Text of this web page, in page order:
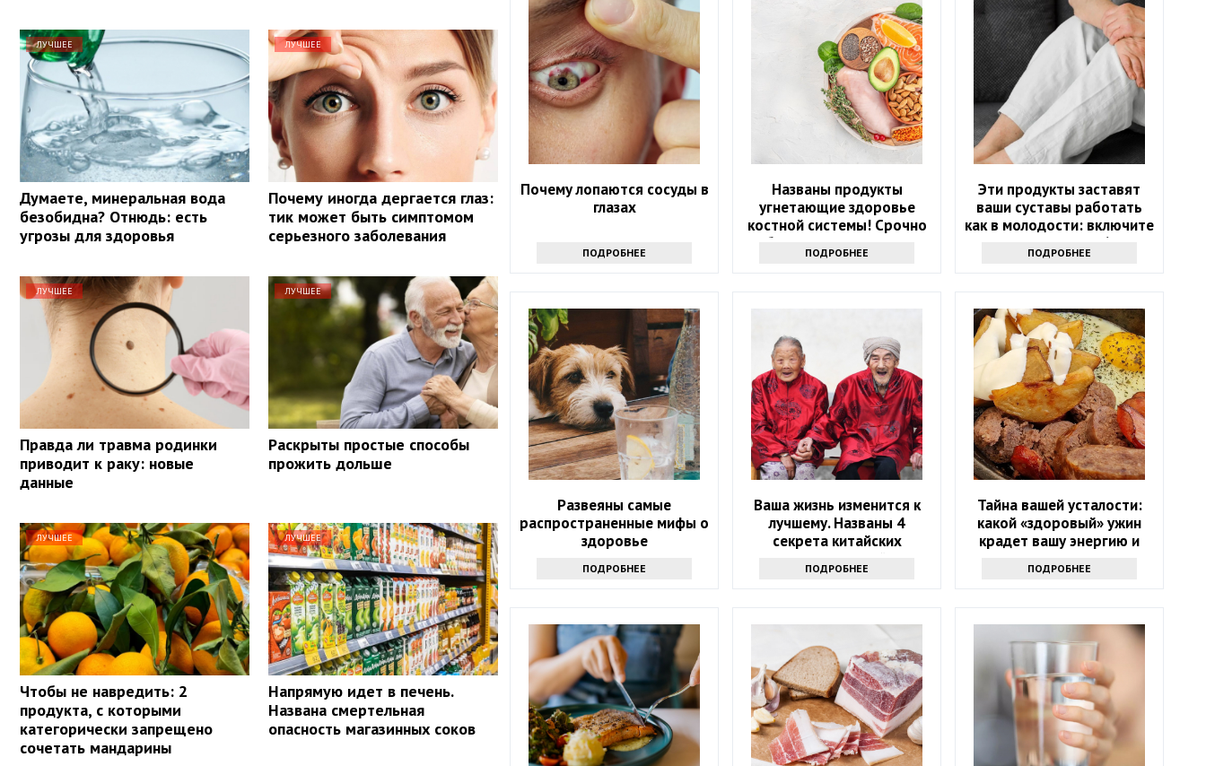
ЛУЧШЕЕ
Думаете, минеральная вода
безобидна? Отнюдь: есть
угрозы для здоровья
ЛУЧШЕЕ
Почему иногда дергается глаз:
тик может быть симптомом
серьезного заболевания
ЛУЧШЕЕ
Правда ли травма родинки
приводит к раку: новые
данные
ЛУЧШЕЕ
Раскрыты простые способы
прожить дольше
ЛУЧШЕЕ
Чтобы не навредить: 2
продукта, с которыми
категорически запрещено
сочетать мандарины
ЛУЧШЕЕ
Напрямую идет в печень.
Названа смертельная
опасность магазинных соков
Почему лопаются сосуды в
глазах
ПОДРОБНЕЕ
Названы продукты
угнетающие здоровье
костной системы! Срочно
уберите их из рациона
ПОДРОБНЕЕ
Эти продукты заставят
ваши суставы работать
как в молодости: включите
их в рацион после 60 лет
ПОДРОБНЕЕ
Развеяны самые
распространенные мифы о
здоровье
ПОДРОБНЕЕ
Ваша жизнь изменится к
лучшему. Названы 4
секрета китайских
долгожителей
ПОДРОБНЕЕ
Тайна вашей усталости:
какой «здоровый» ужин
крадет вашу энергию и
ПОДРОБНЕЕ